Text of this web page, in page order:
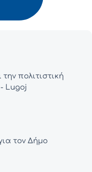
πολιτιστική
Lugoj
τον Δήμο